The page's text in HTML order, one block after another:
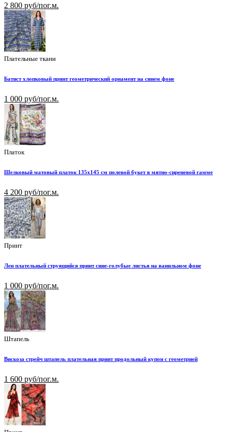
2 800 руб/пог.м.
Плательные ткани
Батист хлопковый принт геометрический орнамент на синем фоне
1 000 руб/пог.м.
Платок
Шелковый матовый платок 135х145 см полевой букет в мятно-сиреневой гамме
4 200 руб/пог.м.
Принт
Лен плательный струящийся принт сине-голубые листья на ванильном фоне
1 000 руб/пог.м.
Штапель
Вискоза стрейч штапель плательная принт продольный купон с геометрией
1 600 руб/пог.м.